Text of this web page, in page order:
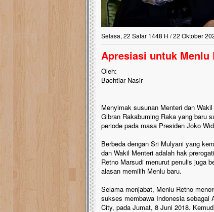
Selasa, 22 Safar 1448 H / 22 Oktober
Apresiasi untuk Menlu
Oleh:
Bachtiar Nasir
Menyimak susunan Menteri dan
Gibran Rakabuming Raka yang baru
periode pada masa Presiden Joko
Berbeda dengan Sri Mulyani yang
dan Wakil Menteri adalah hak
Retno Marsudi menurut penulis juga
alasan memilih Menlu baru.
Selama menjabat, Menlu Retno
sukses membawa Indonesia sebagai
City, pada Jumat, 8 Juni 2018.